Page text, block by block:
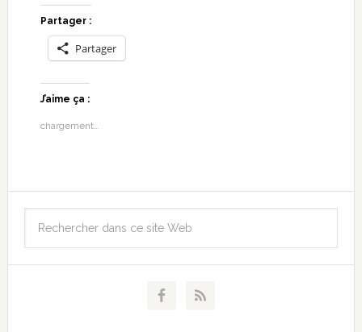
Partager :
Partager
J’aime ça :
chargement…